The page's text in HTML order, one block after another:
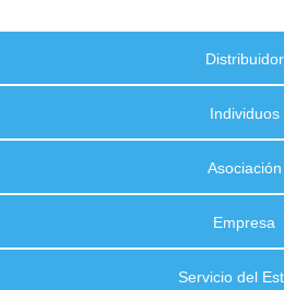
Distribuidor
Individuos
Asociación
Empresa
Servicio del